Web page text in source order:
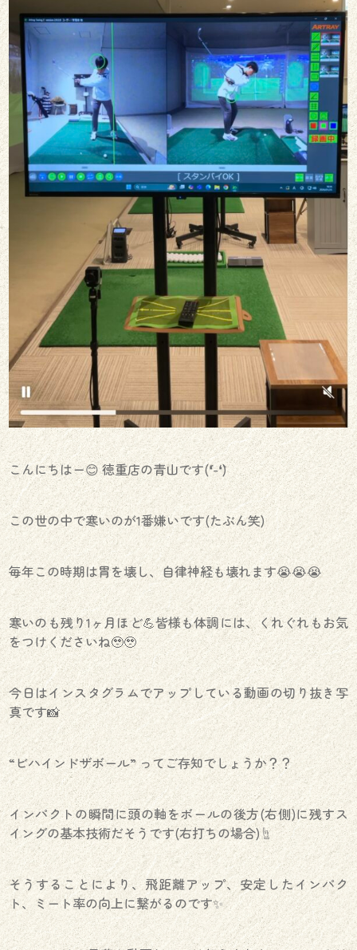
こんにちはー😊 徳重店の青山です(´❛-❛`)
この世の中で寒いのが1番嫌いです(たぶん笑)
毎年この時期は胃を壊し、自律神経も壊れます😭😭😭
寒いのも残り1ヶ月ほど💪皆様も体調には、くれぐれもお気
をつけくださいね🥹🥹
今日はインスタグラムでアップしている動画の切り抜き写
真です📸
“ビハインドザボール” ってご存知でしょうか？？
インパクトの瞬間に頭の軸をボールの後方(右側)に残すス
イングの基本技術だそうです(右打ちの場合)☝️
そうすることにより、飛距離アップ、安定したインパク
ト、ミート率の向上に繋がるのです✨️